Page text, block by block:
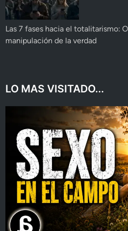
Las 7 fases hacia el totalitarismo:
manipulación de la verdad
LO MAS VISITADO...